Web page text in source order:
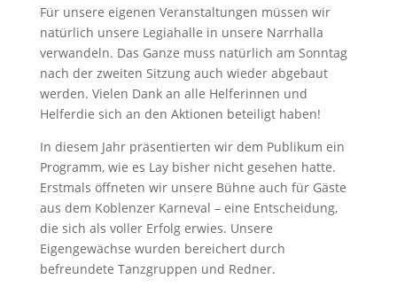
Für unsere eigenen Veranstaltungen müssen wir
natürlich unsere Legiahalle in unsere Narrhalla
verwandeln. Das Ganze muss natürlich am Sonntag
nach der zweiten Sitzung auch wieder abgebaut
werden. Vielen Dank an alle Helferinnen und
Helferdie sich an den Aktionen beteiligt haben!
In diesem Jahr präsentierten wir dem Publikum ein
Programm, wie es Lay bisher nicht gesehen hatte.
Erstmals öffneten wir unsere Bühne auch für Gäste
aus dem Koblenzer Karneval – eine Entscheidung,
die sich als voller Erfolg erwies. Unsere
Eigengewächse wurden bereichert durch
befreundete Tanzgruppen und Redner.